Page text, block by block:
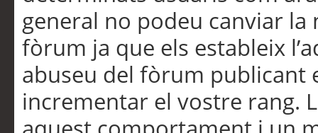
general no podeu canviar
fòrum ja que els estableix
abuseu del fòrum publicant
incrementar el vostre rang.